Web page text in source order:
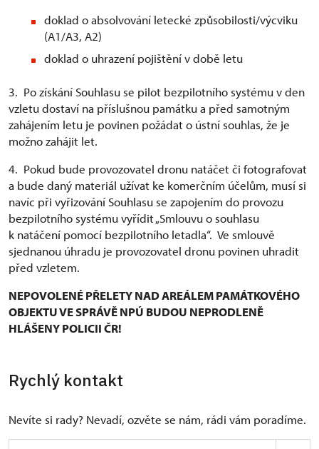
doklad o absolvování letecké způsobilosti/výcviku
(A1/A3, A2)
doklad o uhrazení pojištění v době letu
3. Po získání Souhlasu se pilot bezpilotního systému v den
vzletu dostaví na příslušnou památku a před samotným
zahájením letu je povinen požádat o ústní souhlas, že je
možno zahájit let.
4. Pokud bude provozovatel dronu natáčet či fotografovat
a bude daný materiál užívat ke komerčním účelům, musí si
navíc při vyřizování Souhlasu se zapojením do provozu
bezpilotního systému vyřídit „Smlouvu o souhlasu
k natáčení pomocí bezpilotního letadla“. Ve smlouvě
sjednanou úhradu je provozovatel dronu povinen uhradit
před vzletem.
NEPOVOLENÉ PŘELETY NAD AREÁLEM PAMÁTKOVÉHO
OBJEKTU VE SPRÁVĚ NPÚ BUDOU NEPRODLENĚ
HLÁŠENY POLICII ČR!
Rychlý kontakt
Nevíte si rady? Nevadí, ozvěte se nám, rádi vám poradíme.